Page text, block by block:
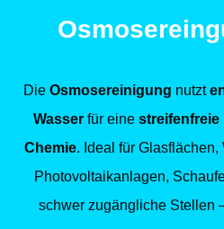
Die Osmosereinigung nutzt
Wasser für eine streifenfreie
Chemie. Ideal für
Photovoltaikanlagen,
schwer zugängliche Stellen